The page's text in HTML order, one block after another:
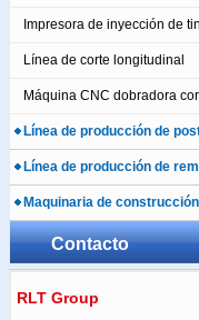
Impresora de inyección de
Línea de corte longitudinal
Máquina CNC dobradora
Línea de producción de
Línea de producción de
Maquinaria de
Contacto
RLT Group